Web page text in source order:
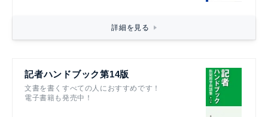
詳細を見る
記者ハンドブック第14版
文書を書くすべての人におすすめです！
電子書籍も発売中！